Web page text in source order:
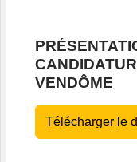
VENDÔME
Télécharger le